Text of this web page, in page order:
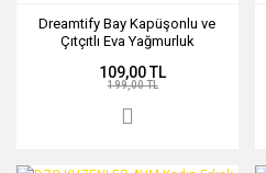
Dreamtify Bay Kapüşonlu ve
Çıtçıtlı Eva Yağmurluk
109,00 TL
199,00 TL